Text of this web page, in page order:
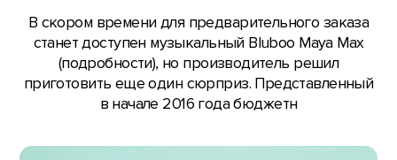
В скором времени для предварительного заказа
станет доступен музыкальный Bluboo Maya Max
(подробности), но производитель решил
приготовить еще один сюрприз. Представленный
в начале 2016 года бюджетн